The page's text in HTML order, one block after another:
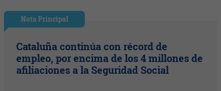
Nota Principal
Cataluña continúa con récord de
empleo, por encima de los 4 millones de
afiliaciones a la Seguridad Social